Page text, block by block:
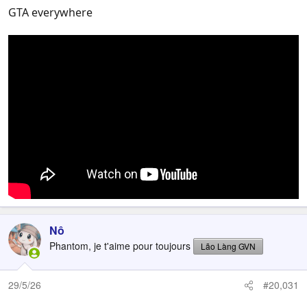
GTA everywhere
Nô
Phantom, je t'aime pour toujours Lão Làng GVN
29/5/26 #20,031